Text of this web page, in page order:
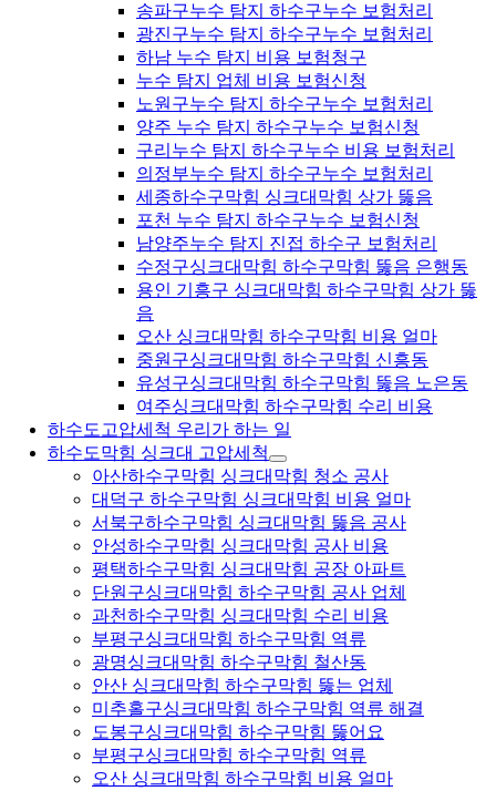
송파구누수 탐지 하수구누수 보험처리
광진구누수 탐지 하수구누수 보험처리
하남 누수 탐지 비용 보험청구
누수 탐지 업체 비용 보험신청
노원구누수 탐지 하수구누수 보험처리
양주 누수 탐지 하수구누수 보험신청
구리누수 탐지 하수구누수 비용 보험처리
의정부누수 탐지 하수구누수 보험처리
세종하수구막힘 싱크대막힘 상가 뚫음
포천 누수 탐지 하수구누수 보험신청
남양주누수 탐지 진접 하수구 보험처리
수정구싱크대막힘 하수구막힘 뚫음 은행동
용인 기흥구 싱크대막힘 하수구막힘 상가 뚫
음
오산 싱크대막힘 하수구막힘 비용 얼마
중원구싱크대막힘 하수구막힘 신흥동
유성구싱크대막힘 하수구막힘 뚫음 노은동
여주싱크대막힘 하수구막힘 수리 비용
하수도고압세척 우리가 하는 일
하수도막힘 싱크대 고압세척
아산하수구막힘 싱크대막힘 청소 공사
대덕구 하수구막힘 싱크대막힘 비용 얼마
서북구하수구막힘 싱크대막힘 뚫음 공사
안성하수구막힘 싱크대막힘 공사 비용
평택하수구막힘 싱크대막힘 공장 아파트
단원구싱크대막힘 하수구막힘 공사 업체
과천하수구막힘 싱크대막힘 수리 비용
부평구싱크대막힘 하수구막힘 역류
광명싱크대막힘 하수구막힘 철산동
안산 싱크대막힘 하수구막힘 뚫는 업체
미추홀구싱크대막힘 하수구막힘 역류 해결
도봉구싱크대막힘 하수구막힘 뚫어요
부평구싱크대막힘 하수구막힘 역류
오산 싱크대막힘 하수구막힘 비용 얼마